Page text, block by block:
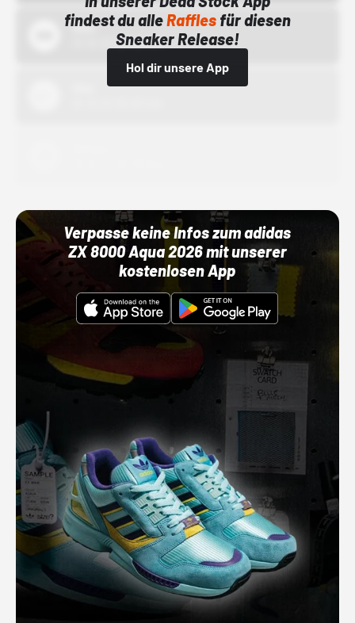
findest du alleRafflesfür diesen
Sneaker Release!
Hol dir unsere App
Bstn
01.10.22 00:00 Uhr
Verpasse keine Infos zum adidas
ZX 8000 Aqua 2026 mit unserer
kostenlosen App